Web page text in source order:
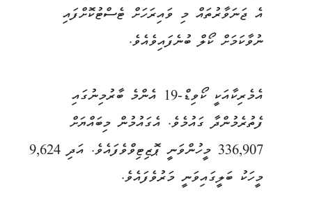
އެ ޖަނަވާރުތައް މި ވައިރަހަށް ޓެސްޓުކޮށްފައި
ނުވާކަމަށް ކޯލް ބުނެފައިވެއެވެ.
އެމެރިކާއަކީ ކޯވިޑް-19 އެންމެ ބާރުމިނުގައި
ފެތުރެމުންދާ ގައުމެވެ. އެގައުމުން މިބައްޔަށް
336,907 މީހުންވަނީ ޕޮޒިޓިވްވެފައެވެ. އަދި 9,624
މީހަކު ބަލީގައިވަނީ މަރުވެފައެވެ.